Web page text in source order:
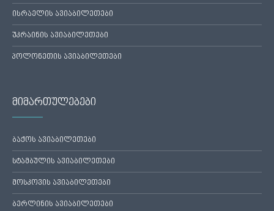
ისრაელის ავიაბილეთები
უკრაინის ავიაბილეთები
პოლონეთის ავიაბილეთები
მიმართულებები
ბაქოს ავიაბილეთები
სტამბულის ავიაბილეთები
მოსკოვის ავიაბილეთები
ბერლინის ავიაბილეთები